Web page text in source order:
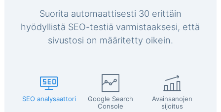
Suorita automaattisesti 30 erittäin
hyödyllistä SEO-testiä varmistaaksesi, että
sivustosi on määritetty oikein.
SEO analysaattori
Google Search
Console
Avainsanojen
sijoitus